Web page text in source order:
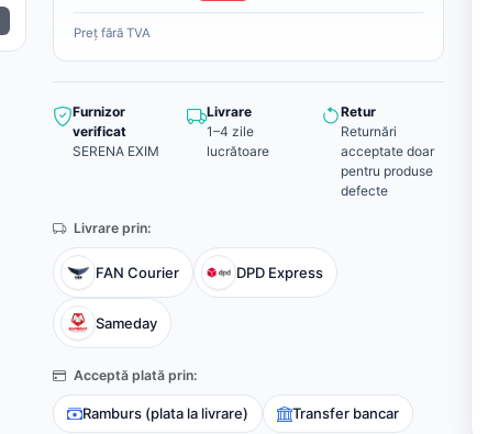
Preț fără TVA
Furnizor
verificat
SERENA EXIM
Livrare
1–4 zile
lucrătoare
Retur
Returnări
acceptate doar
pentru produse
defecte
Livrare prin:
FAN Courier DPD Express
Sameday
Acceptă plată prin:
Ramburs (plata la livrare) Transfer bancar